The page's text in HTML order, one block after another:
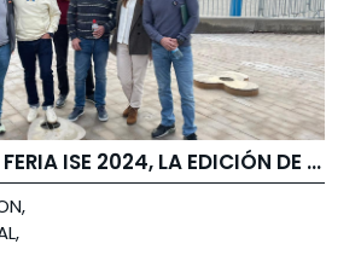
VISITAMOS LA FERIA ISE 2024, LA EDICIÓN DE MAYOR ÉXITO EN SUS 20 AÑOS DE HISTORIA
,
,